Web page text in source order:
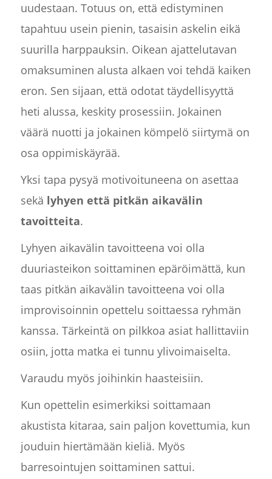
uudestaan. Totuus on, että edistyminen
tapahtuu usein pienin, tasaisin askelin eikä
suurilla harppauksin. Oikean ajattelutavan
omaksuminen alusta alkaen voi tehdä kaiken
eron. Sen sijaan, että odotat täydellisyyttä
heti alussa, keskity prosessiin. Jokainen
väärä nuotti ja jokainen kömpelö siirtymä on
osa oppimiskäyrää.
Yksi tapa pysyä motivoituneena on asettaa
sekä lyhyen että pitkän aikavälin
tavoitteita.
Lyhyen aikavälin tavoitteena voi olla
duuriasteikon soittaminen epäröimättä, kun
taas pitkän aikavälin tavoitteena voi olla
improvisoinnin opettelu soittaessa ryhmän
kanssa. Tärkeintä on pilkkoa asiat hallittaviin
osiin, jotta matka ei tunnu ylivoimaiselta.
Varaudu myös joihinkin haasteisiin.
Kun opettelin esimerkiksi soittamaan
akustista kitaraa, sain paljon kovettumia, kun
jouduin hiertämään kieliä. Myös
barresointujen soittaminen sattui.